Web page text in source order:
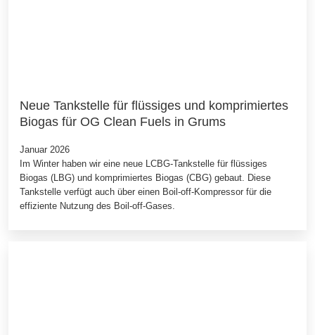
Neue Tankstelle für flüssiges und komprimiertes
Biogas für OG Clean Fuels in Grums
Januar 2026
Im Winter haben wir eine neue LCBG-Tankstelle für flüssiges
Biogas (LBG) und komprimiertes Biogas (CBG) gebaut. Diese
Tankstelle verfügt auch über einen Boil-off-Kompressor für die
effiziente Nutzung des Boil-off-Gases.